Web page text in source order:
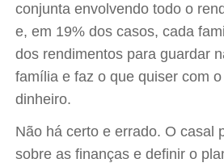
conjunta envolvendo todo o
e, em 19% dos casos, cada
dos rendimentos para guardar
família e faz o que quiser com
dinheiro.
Não há certo e errado. O casal
sobre as finanças e definir o